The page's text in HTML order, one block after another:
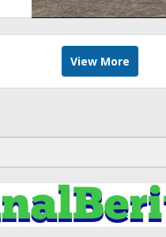
View More